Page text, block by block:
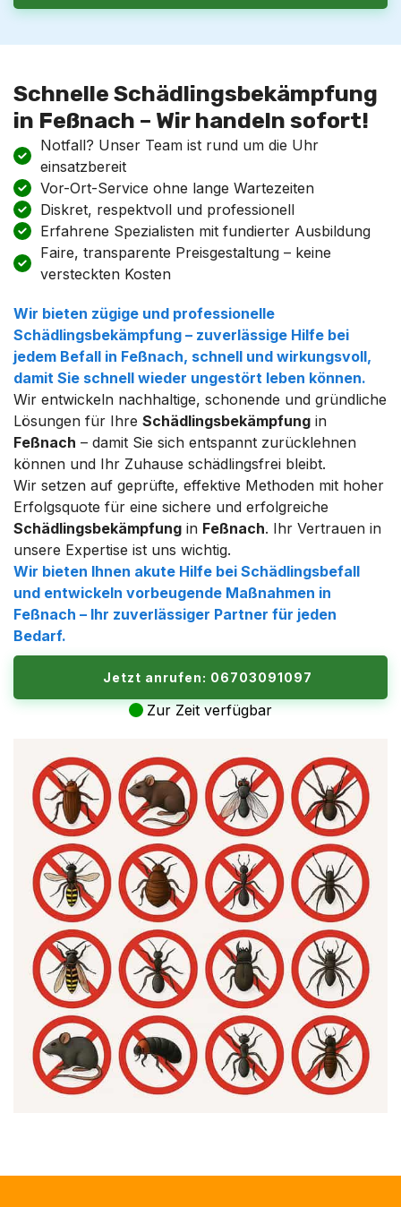
Schnelle Schädlingsbekämpfung
in Feßnach – Wir handeln sofort!
Notfall? Unser Team ist rund um die Uhr
einsatzbereit
Vor-Ort-Service ohne lange Wartezeiten
Diskret, respektvoll und professionell
Erfahrene Spezialisten mit fundierter Ausbildung
Faire, transparente Preisgestaltung – keine
versteckten Kosten
Wir bieten zügige und professionelle
Schädlingsbekämpfung – zuverlässige Hilfe bei
jedem Befall in Feßnach, schnell und wirkungsvoll,
damit Sie schnell wieder ungestört leben können.
Wir entwickeln nachhaltige, schonende und gründliche
Lösungen für Ihre Schädlingsbekämpfung in
Feßnach – damit Sie sich entspannt zurücklehnen
können und Ihr Zuhause schädlingsfrei bleibt.
Wir setzen auf geprüfte, effektive Methoden mit hoher
Erfolgsquote für eine sichere und erfolgreiche
Schädlingsbekämpfung in Feßnach. Ihr Vertrauen in
unsere Expertise ist uns wichtig.
Wir bieten Ihnen akute Hilfe bei Schädlingsbefall
und entwickeln vorbeugende Maßnahmen in
Feßnach – Ihr zuverlässiger Partner für jeden
Bedarf.
Jetzt anrufen: 06703091097
Zur Zeit verfügbar